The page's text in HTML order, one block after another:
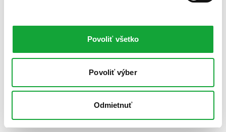
Povoliť všetko
Povoliť výber
Odmietnuť